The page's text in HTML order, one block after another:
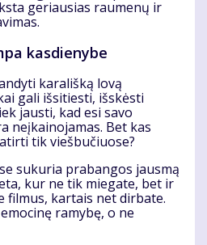
geriausias raumenų ir
kasdienybe
karališką lovą
gali išsitiesti, išskėsti
jausti, kad esi savo
neįkainojamas. Bet kas
tik viešbučiuose?
sukuria prabangos jausmą
kur ne tik miegate, bet ir
filmus, kartais net dirbate.
ramybę, o ne